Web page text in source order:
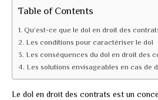
Table of Contents
Qu’est-ce que le dol en droit des
Les conditions pour caractériser le dol
Les conséquences du dol en droit des
Les solutions envisageables en cas de
Le dol en droit des contrats est un